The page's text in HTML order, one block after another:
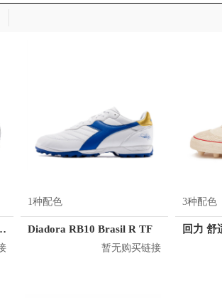
鞋 912032201
1种配色
Diadora RB10 Brasil R TF
暂无购买链接
3种配色